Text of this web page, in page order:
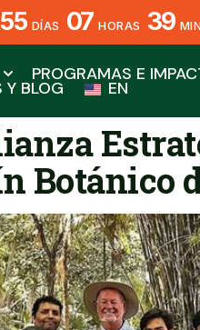
55 DÍAS 07 HORAS 39
PROGRAMAS E
Y BLOG EN
Botánico